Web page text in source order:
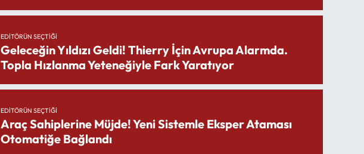
EDITÖRÜN SEÇTIĞI
Geleceğin Yıldızı Geldi! Thierry İçin Avrupa Alarmda.
Topla Hızlanma Yeteneğiyle Fark Yaratıyor
EDITÖRÜN SEÇTIĞI
Araç Sahiplerine Müjde! Yeni Sistemle Eksper Ataması
Otomatiğe Bağlandı